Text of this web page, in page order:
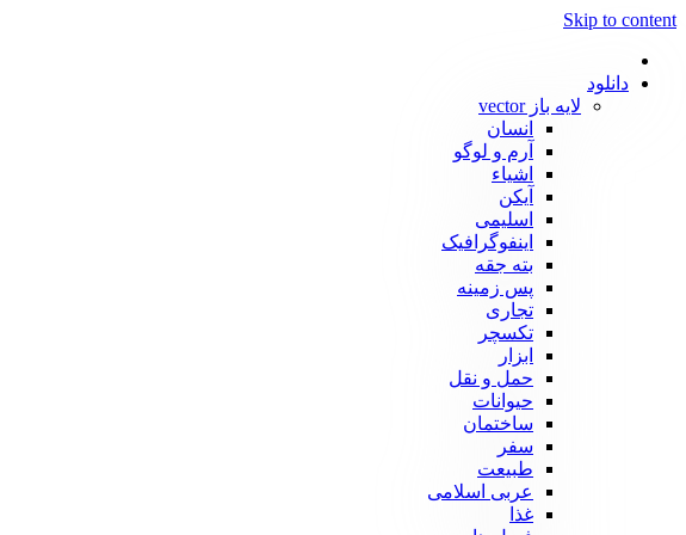
Skip to content
دانلود
لایه باز vector
انسان
آرم و لوگو
اشیاء
آیکن
اسلیمی
اینفوگرافیک
بته جقه
پس زمینه
تجاری
تکسچر
ابزار
حمل و نقل
حیوانات
ساختمان
سفر
طبیعت
عربی اسلامی
غذا